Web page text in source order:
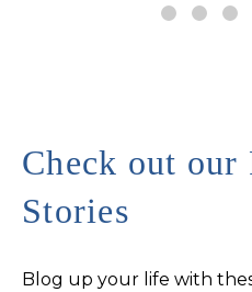
Check out our
Stories
Blog up your life with